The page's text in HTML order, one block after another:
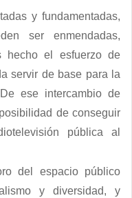
y fundamentadas,
ser enmendadas,
hecho el esfuerzo de
servir de base para la
ese intercambio de
de conseguir
pública al
del espacio público
y diversidad, y